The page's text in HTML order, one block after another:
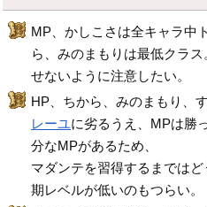
MP、かしこさは全キャラ中
ら、みのまもりは最低クラ
せないように注意したい。
HP、ちから、みのまもり、
レーユに劣るうえ、MPは勝
分なMPがあるため、
マダンテを習得するまでは
期レベルが低いのもつらい。